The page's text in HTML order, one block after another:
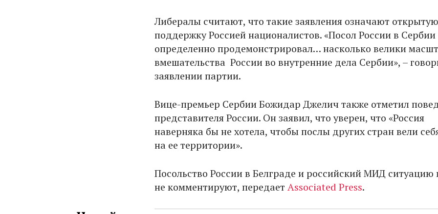
Либералы считают, что такие заявления означают открытую
поддержку Россией националистов. «Посол России в Сербии
определенно продемонстрировал… насколько велики
вмешательства России во внутренние дела Сербии», –
заявлении партии.
Вице-премьер Сербии Божидар Джелич также отметил
представителя России. Он заявил, что уверен, что «Россия
наверняка бы не хотела, чтобы послы других стран вели
на ее территории».
Посольство России в Белграде и российский МИД ситуацию
не комментируют, передает Associated Press.